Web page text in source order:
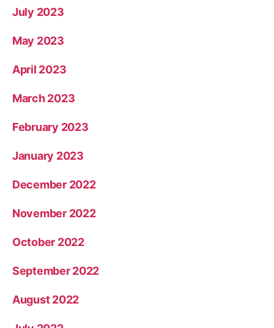
July 2023
May 2023
April 2023
March 2023
February 2023
January 2023
December 2022
November 2022
October 2022
September 2022
August 2022